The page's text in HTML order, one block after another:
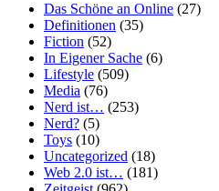
Das Schöne an Online (27)
Definitionen (35)
Fiction (52)
In Eigener Sache (6)
Lifestyle (509)
Media (76)
Nerd ist… (253)
Nerd? (5)
Toys (10)
Uncategorized (18)
Web 2.0 ist… (181)